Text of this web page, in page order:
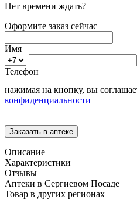
Нет времени ждать?
Оформите заказ сейчас
Имя
Телефон
нажимая на кнопку, вы
конфиденциальности
Описание
Характеристики
Отзывы
Аптеки в Сергиевом Посаде
Товар в других регионах